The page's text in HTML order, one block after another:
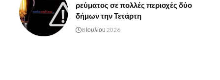
ρεύματος σε πολλές περιοχές δύο
δήμων την Τετάρτη
8 Ιουλίου 2026